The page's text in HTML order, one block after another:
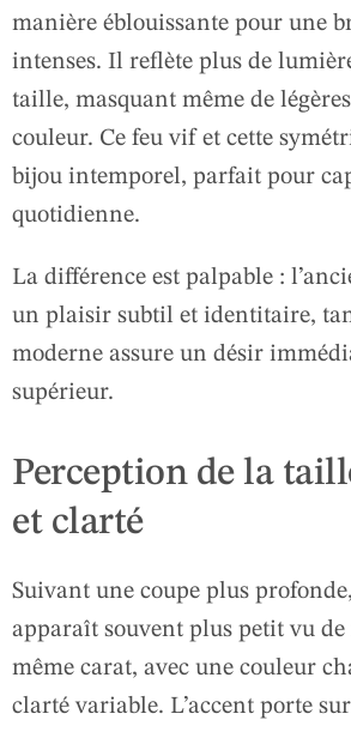
manière éblouissante pour une
intenses. Il reflète plus de
taille, masquant même de
couleur. Ce feu vif et cette
bijou intemporel, parfait pour
quotidienne.
La différence est palpable :
un plaisir subtil et identitaire,
moderne assure un désir
supérieur.
Perception de la
et clarté
Suivant une coupe plus
apparaît souvent plus petit vu de
même carat, avec une couleur
clarté variable. L’accent porte